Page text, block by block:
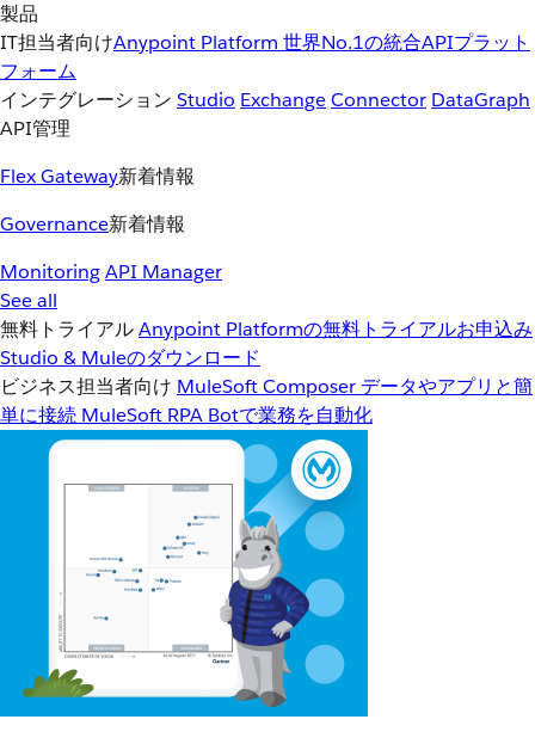
製品
IT担当者向けAnypoint Platform 世界No.1の統合APIプラット
フォーム
インテグレーション Studio ExchangeConnector DataGraph
API管理
Flex Gateway新着情報
Governance新着情報
MonitoringAPI Manager
See all
無料トライアルAnypoint Platformの無料トライアルお申込み
Studio & Muleのダウンロード
ビジネス担当者向け MuleSoft Composer データやアプリと簡
単に接続 MuleSoft RPA Botで業務を自動化